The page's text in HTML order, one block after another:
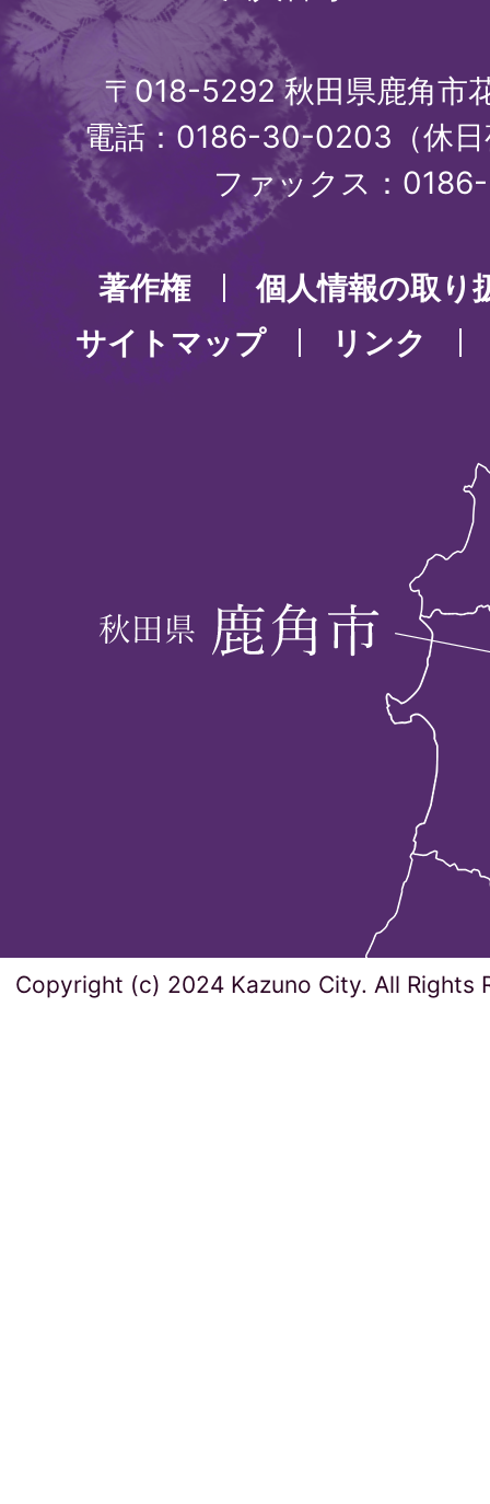
〒018-5292 秋田県鹿角市
電話：0186-30-0203（休
ファックス：
著作権
個人情報の取り
サイトマップ
リンク
Copyright (c) 2024 Kazuno City. All Rights